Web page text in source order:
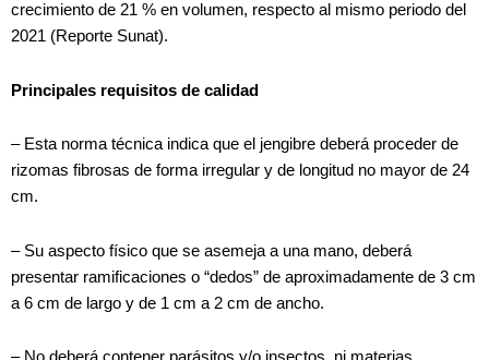
crecimiento de 21 % en volumen, respecto al mismo periodo del
2021 (Reporte Sunat).
Principales requisitos de calidad
– Esta norma técnica indica que el jengibre deberá proceder de
rizomas fibrosas de forma irregular y de longitud no mayor de 24
cm.
– Su aspecto físico que se asemeja a una mano, deberá
presentar ramificaciones o “dedos” de aproximadamente de 3 cm
a 6 cm de largo y de 1 cm a 2 cm de ancho.